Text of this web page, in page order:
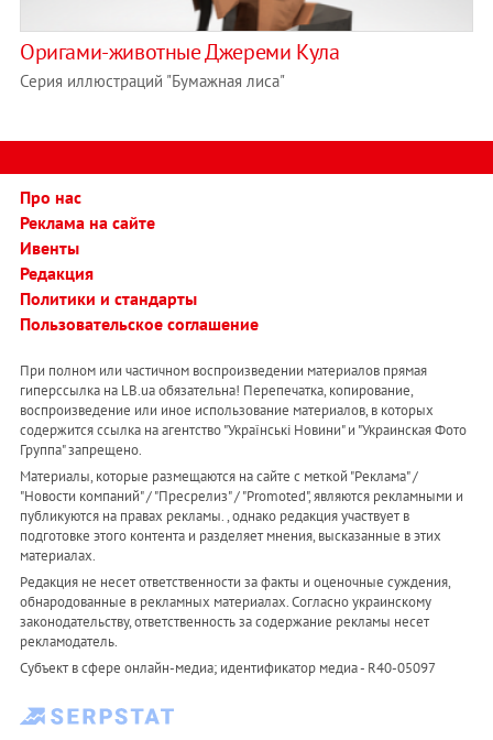
Оригами-животные Джереми Кула
Серия иллюстраций "Бумажная лиса"
Про нас
Реклама на сайте
Ивенты
Редакция
Политики и стандарты
Пользовательское соглашение
При полном или частичном воспроизведении материалов прямая
гиперссылка на LB.ua обязательна! Перепечатка, копирование,
воспроизведение или иное использование материалов, в которых
содержится ссылка на агентство "Українськi Новини" и "Украинская Фото
Группа" запрещено.
Материалы, которые размещаются на сайте с меткой "Реклама" /
"Новости компаний" / "Пресрелиз" / "Promoted", являются рекламными и
публикуются на правах рекламы. , однако редакция участвует в
подготовке этого контента и разделяет мнения, высказанные в этих
материалах.
Редакция не несет ответственности за факты и оценочные суждения,
обнародованные в рекламных материалах. Согласно украинскому
законодательству, ответственность за содержание рекламы несет
рекламодатель.
Субъект в сфере онлайн-медиа; идентификатор медиа - R40-05097